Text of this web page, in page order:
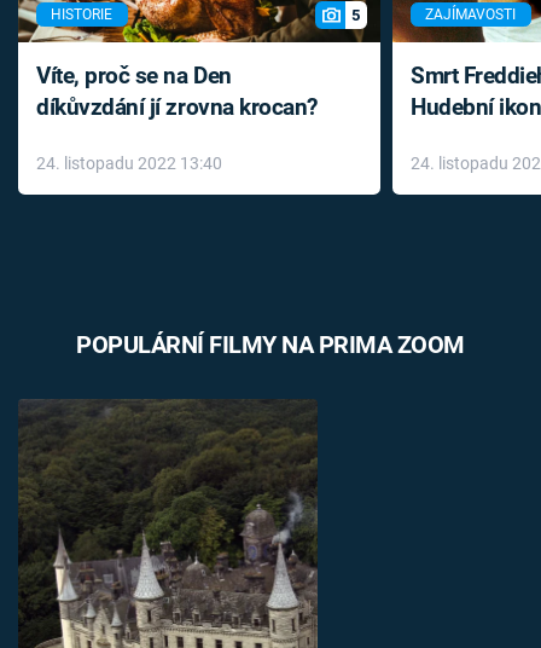
HISTORIE 5
Víte, proč se na Den
díkůvzdání jí zrovna krocan?
24. listopadu 2022 13:40
ZAJÍMAVOSTI
Smrt
Hudební
léky
24. listopadu
POPULÁRNÍ FILMY NA PRIMA ZOOM